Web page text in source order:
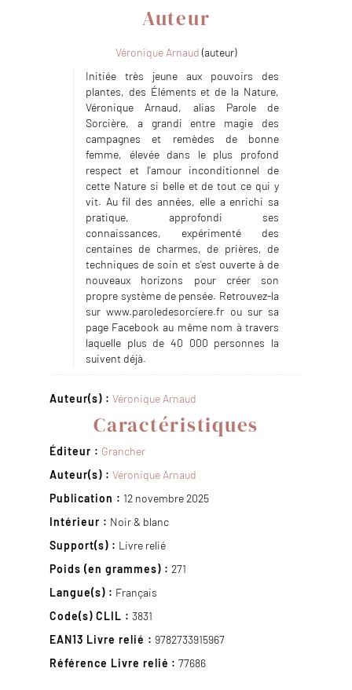
Auteur
Véronique Arnaud (auteur)
Initiée très jeune aux pouvoirs des
plantes, des Éléments et de la Nature,
Véronique Arnaud, alias Parole de
Sorcière, a grandi entre magie des
campagnes et remèdes de bonne
femme, élevée dans le plus profond
respect et l'amour inconditionnel de
cette Nature si belle et de tout ce qui y
vit. Au fil des années, elle a enrichi sa
pratique, approfondi ses
connaissances, expérimenté des
centaines de charmes, de prières, de
techniques de soin et s'est ouverte à de
nouveaux horizons pour créer son
propre système de pensée. Retrouvez-la
sur www.paroledesorciere.fr ou sur sa
page Facebook au même nom à travers
laquelle plus de 40 000 personnes la
suivent déjà.
Auteur(s) : Véronique Arnaud
Caractéristiques
Éditeur : Grancher
Auteur(s) : Véronique Arnaud
Publication : 12 novembre 2025
Intérieur : Noir & blanc
Support(s) : Livre relié
Poids (en grammes) : 271
Langue(s) : Français
Code(s) CLIL : 3831
EAN13 Livre relié : 9782733915967
Référence Livre relié : 77686